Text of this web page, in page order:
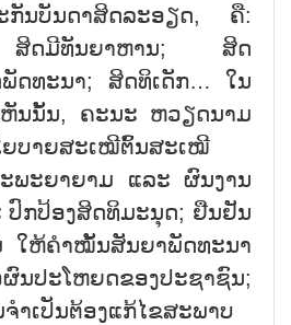
ກັນບັນດາສິດລະອຽດ, ຄື:
ສິດມີທັນຍາຫານ; ສິດ
ດທະນາ; ສິດທິເດັກ… ໃນ
ຫັນນັ້ນ, ຄະນະ ຫວຽດນາມ
ຍບາຍສະເໝີຕົ້ນສະເໝີ
ພະຍາຍາມ ແລະ ຜົນງານ
ປົກປ້ອງສິດທິມະນຸດ; ຢືນຢັນ
ໃຫ້ຄຳໝັ້ນສັນຍາພັດທະນາ
ນປະໂຫຍດຂອງປະຊາຊົນ;
ຳເປັນຕ້ອງແກ້ໄຂສະພາບ